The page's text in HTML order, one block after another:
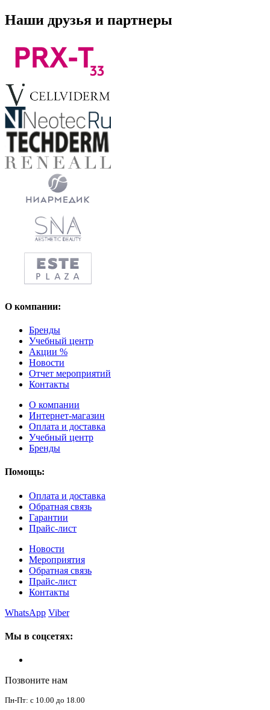
Наши друзья и партнеры
О компании:
Бренды
Учебный центр
Акции %
Новости
Отчет мероприятий
Контакты
О компании
Интернет-магазин
Оплата и доставка
Учебный центр
Бренды
Помощь:
Оплата и доставка
Обратная связь
Гарантии
Прайс-лист
Новости
Мероприятия
Обратная связь
Прайс-лист
Контакты
WhatsApp Viber
Мы в соцсетях:
Позвоните нам
Пн-Пт: с 10.00 до 18.00